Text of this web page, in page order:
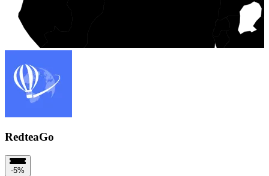
RedteaGo
-5%